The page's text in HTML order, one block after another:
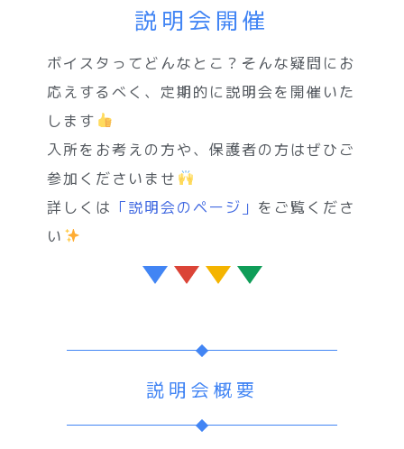
説明会開催
ボイスタってどんなとこ？そんな疑問にお
応えするべく、定期的に説明会を開催いた
します
入所をお考えの方や、保護者の方はぜひご
参加くださいませ
詳しくは 「説明会のページ」 をご覧くださ
い
説明会概要